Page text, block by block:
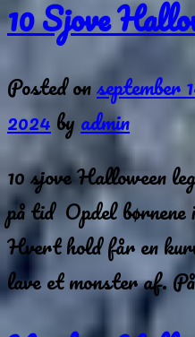
10 Sjove
Posted onseptember
2024 by admin
10 sjove Halloween
på tid Opdel
Hvert hold får en
lave et monster af.